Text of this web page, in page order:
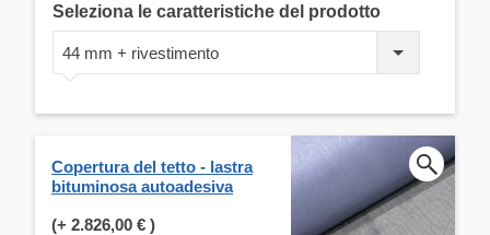
Seleziona le caratteristiche del prodotto
44 mm + rivestimento
Copertura del tetto - lastra
bituminosa autoadesiva
(+ 2.826,00 € )